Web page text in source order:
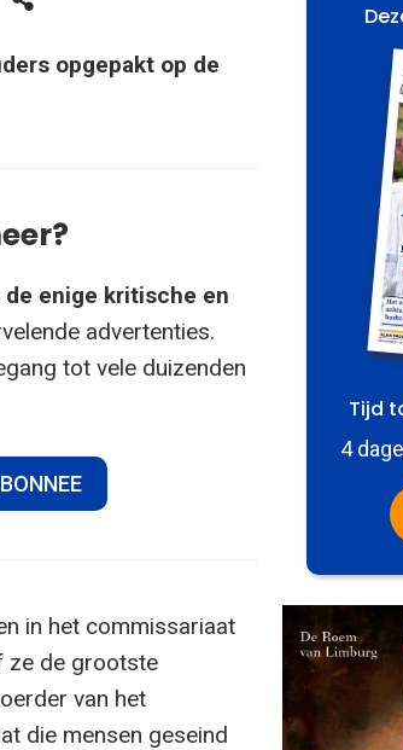
opgepakt op de
de enige kritische en
advertenties.
tot vele duizenden
in het commissariaat
ze de grootste
van het
die mensen geseind
Tijd
4